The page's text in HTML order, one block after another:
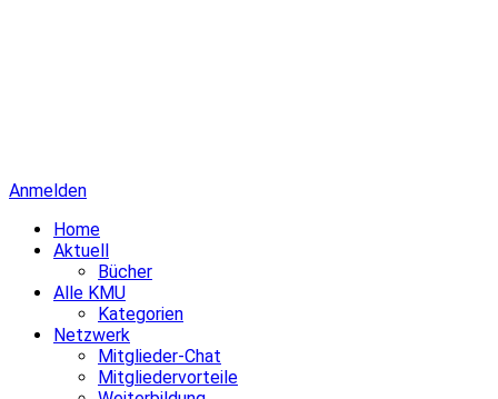
Anmelden
Home
Aktuell
Bücher
Alle KMU
Kategorien
Netzwerk
Mitglieder-Chat
Mitgliedervorteile